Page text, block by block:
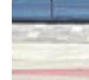
Anchura:2.24 m
Peso: